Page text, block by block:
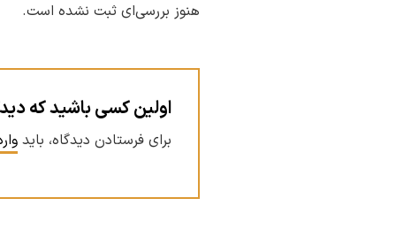
هنوز بررسی‌ای ثبت نشده است.
اولین کسی باشید که
برای فرستادن دیدگاه، باید